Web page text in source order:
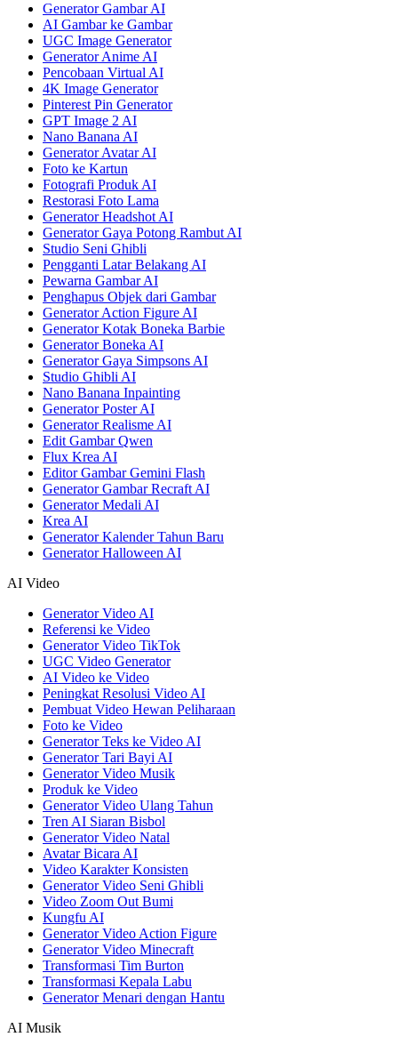
Generator Gambar AI
AI Gambar ke Gambar
UGC Image Generator
Generator Anime AI
Pencobaan Virtual AI
4K Image Generator
Pinterest Pin Generator
GPT Image 2 AI
Nano Banana AI
Generator Avatar AI
Foto ke Kartun
Fotografi Produk AI
Restorasi Foto Lama
Generator Headshot AI
Generator Gaya Potong Rambut AI
Studio Seni Ghibli
Pengganti Latar Belakang AI
Pewarna Gambar AI
Penghapus Objek dari Gambar
Generator Action Figure AI
Generator Kotak Boneka Barbie
Generator Boneka AI
Generator Gaya Simpsons AI
Studio Ghibli AI
Nano Banana Inpainting
Generator Poster AI
Generator Realisme AI
Edit Gambar Qwen
Flux Krea AI
Editor Gambar Gemini Flash
Generator Gambar Recraft AI
Generator Medali AI
Krea AI
Generator Kalender Tahun Baru
Generator Halloween AI
AI Video
Generator Video AI
Referensi ke Video
Generator Video TikTok
UGC Video Generator
AI Video ke Video
Peningkat Resolusi Video AI
Pembuat Video Hewan Peliharaan
Foto ke Video
Generator Teks ke Video AI
Generator Tari Bayi AI
Generator Video Musik
Produk ke Video
Generator Video Ulang Tahun
Tren AI Siaran Bisbol
Generator Video Natal
Avatar Bicara AI
Video Karakter Konsisten
Generator Video Seni Ghibli
Video Zoom Out Bumi
Kungfu AI
Generator Video Action Figure
Generator Video Minecraft
Transformasi Tim Burton
Transformasi Kepala Labu
Generator Menari dengan Hantu
AI Musik